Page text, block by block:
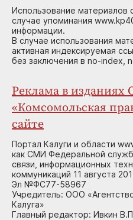
Использование материалов
случае упоминания
информации.
В случае использования
активная индексируемая
без заключения в no-index,
Реклама в изданиях
«Комсомольская
сайте
Портал Калуги и области
как СМИ Федеральной
связи, информационных
коммуникаций 11 августа
Эл №ФС77-58967
Учредитель: ООО
Калуга»
Главный редактор: Ивкин